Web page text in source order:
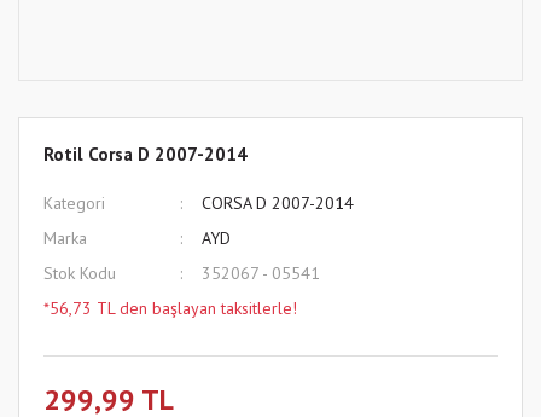
Rotil Corsa D 2007-2014
Kategori
CORSA D 2007-2014
Marka
AYD
Stok Kodu
352067 - 05541
*56,73 TL den başlayan taksitlerle!
299,99 TL